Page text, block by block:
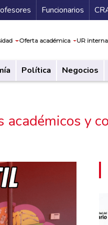
Funcionarios
Oferta académica UR
Política Negocios
y